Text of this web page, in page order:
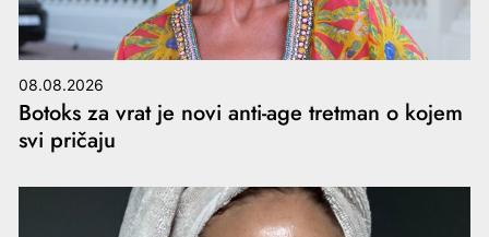
08.08.2026
Botoks za vrat je novi anti-age tretman o kojem
svi pričaju